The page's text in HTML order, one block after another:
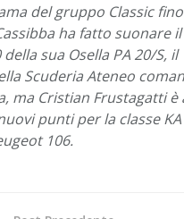
del gruppo Classic
ha fatto suonare il
della sua Osella PA 20/S, il
Scuderia Ateneo
ma Cristian Frustagatti è
punti per la classe KA
106.